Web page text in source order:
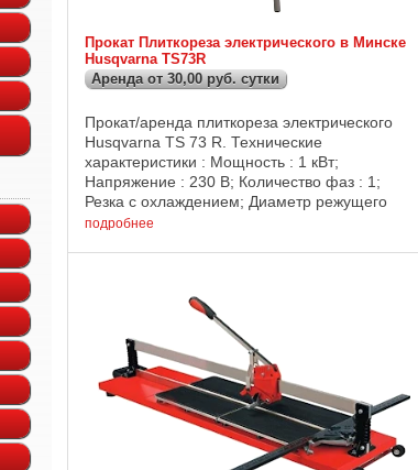
Прокат Плиткореза электрического в Минске
Husqvarna TS73R
Аренда от 30,00 руб. сутки
Прокат/аренда плиткореза электрического
Husqvarna TS 73 R. Технические
характеристики : Мощность : 1 кВт;
Напряжение : 230 В; Количество фаз : 1;
Резка с охлаждением; Диаметр режущего
диска : 230 мм; Максимальная глубина реза :
подробнее